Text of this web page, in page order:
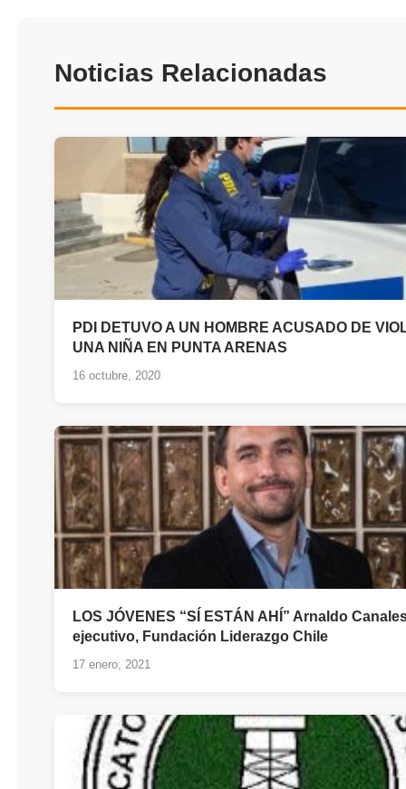
Noticias Relacionadas
PDI DETUVO A UN HOMBRE ACUSADO DE
UNA NIÑA EN PUNTA ARENAS
16 octubre, 2020
LOS JÓVENES “SÍ ESTÁN AHÍ” Arnaldo
ejecutivo, Fundación Liderazgo Chile
17 enero, 2021